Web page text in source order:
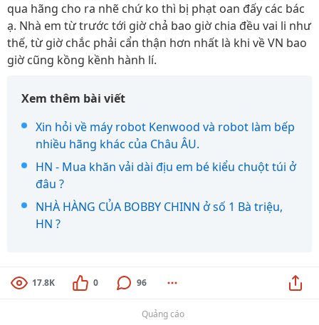
qua hãng cho ra nhẽ chứ ko thì bị phạt oan đấy các bác
ạ. Nhà em từ trước tới giờ chả bao giờ chia đều vai li như
thế, từ giờ chắc phải cẩn thận hơn nhất là khi về VN bao
giờ cũng kồng kềnh hành lí.
Xem thêm bài viết
Xin hỏi về máy robot Kenwood và robot làm bếp
nhiều hãng khác của Châu ÂU.
HN - Mua khăn vải dài địu em bé kiểu chuột túi ở
đâu ?
NHÀ HÀNG CỦA BOBBY CHINN ở số 1 Bà triệu,
HN ?
17.8K 0 96
Quảng cáo